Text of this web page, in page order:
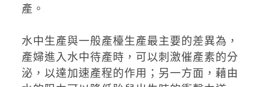
產。
水中生產與一般產檯生產最主要的差異為，
產婦進入水中待產時，可以刺激催產素的分
泌，以達加速產程的作用；另一方面，藉由